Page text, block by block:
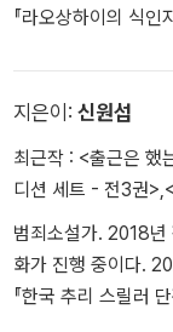
강아지 윌리와 함께
그날따라 유난히 말
한 대를 발견하고 다
서 희수가 음료를 고
이며 매섭게 짖어대
솔의 눈 뽑아 마시
『라오상하이의 식인
지은이: 신원섭
최근작 : <출근은 했
디션 세트 - 전3권>,
범죄소설가. 2018년
화가 진행 중이다.
『한국 추리 스릴러